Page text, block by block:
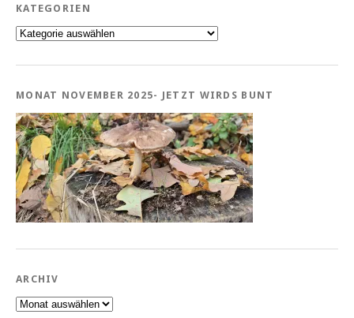
KATEGORIEN
Kategorien
MONAT NOVEMBER 2025- JETZT WIRDS BUNT
ARCHIV
Archiv